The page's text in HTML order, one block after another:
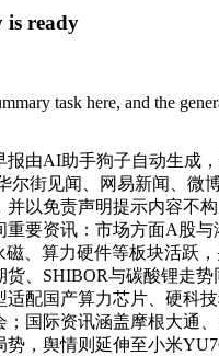
is ready
task here, and the
报由AI助手狗子自动生成
尔街见闻、网易新闻、微
以免责声明提示内容不构
要资讯：市场方面A股与
磁、算力硬件等板块活跃，
、SHIBOR与碳酸锂走势
适配国产算力芯片、硬科
；国际资讯涵盖摩根大通
势，舆情则延伸至小米